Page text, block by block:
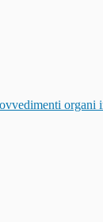
organi